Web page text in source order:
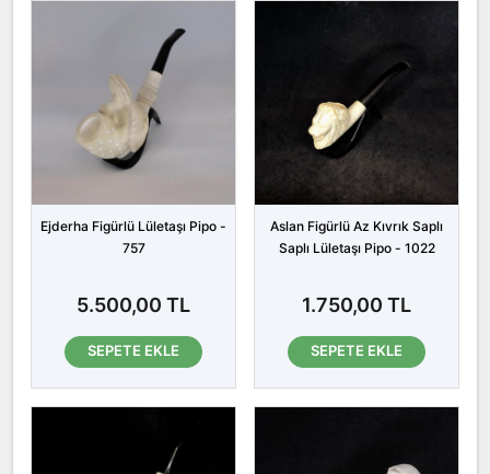
Ejderha Figürlü Lületaşı Pipo -
757
5.500,00 TL
SEPETE EKLE
Aslan Figürlü Az Kıvrık Saplı
Saplı Lületaşı Pipo - 1022
1.750,00 TL
SEPETE EKLE